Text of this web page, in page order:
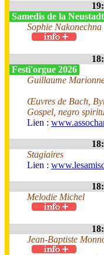
Samedis de la Neustadt
Sophie Nakonechna
Festi'orgue 2026
Guillaume
Œuvres de Bach,
Gospel, negro
Lien :
Stagiaires
Lien :
Melodie Michel
Jean-Baptiste